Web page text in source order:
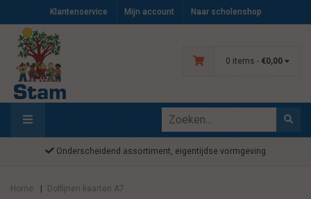
Klantenservice Mijn account Naar scholenshop
0 items - €0,00
Onderscheidend assortiment, eigentijdse vormgeving
Home Dolfijnen kaarten A7